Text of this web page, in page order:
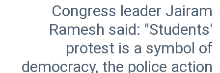
Congress leader Jairam
Ramesh said: "Students'
protest is a symbol of
democracy, the police action